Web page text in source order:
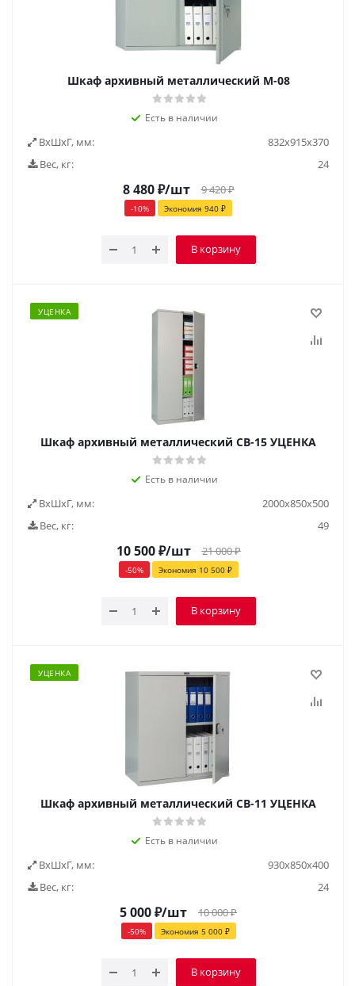
Шкаф архивный металлический М-08
Есть в наличии
ВxШxГ, мм:
832х915х370
Вес, кг:
24
8 480₽/шт 9 420₽
-10% Экономия 940 ₽
В корзину
УЦЕНКА
Шкаф архивный металлический СВ-15 УЦЕНКА
Есть в наличии
ВxШxГ, мм:
2000х850х500
Вес, кг:
49
10 500₽/шт 21 000₽
-50% Экономия 10 500₽
В корзину
УЦЕНКА
Шкаф архивный металлический СВ-11 УЦЕНКА
Есть в наличии
ВxШxГ, мм:
930х850х400
Вес, кг:
24
5 000₽/шт 10 000₽
-50% Экономия 5 000₽
В корзину